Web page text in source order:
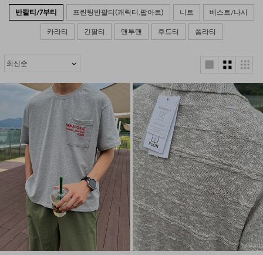
반팔티/7부티 프린팅반팔티(캐릭터.팝아트) 니트 베스트/나시
카라티 긴팔티 맨투맨 후드티 폴라티